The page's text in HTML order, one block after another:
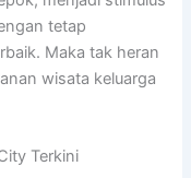
tetap
Maka tak heran
wisata keluarga
Terkini